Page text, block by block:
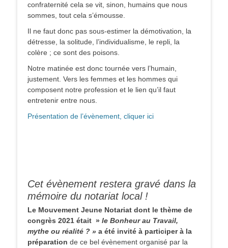
confraternité cela se vit, sinon, humains que nous
sommes, tout cela s’émousse.
Il ne faut donc pas sous-estimer la démotivation, la
détresse, la solitude, l’individualisme, le repli, la
colère ; ce sont des poisons.
Notre matinée est donc tournée vers l’humain,
justement. Vers les femmes et les hommes qui
composent notre profession et le lien qu’il faut
entretenir entre nous.
Présentation de l’évènement, cliquer ici
Cet évènement restera gravé dans la
mémoire du notariat local !
Le Mouvement Jeune Notariat dont le thème de
congrès 2021 était » le Bonheur au Travail,
mythe ou réalité ? » a été invité à participer à la
préparation de ce bel évènement organisé par la